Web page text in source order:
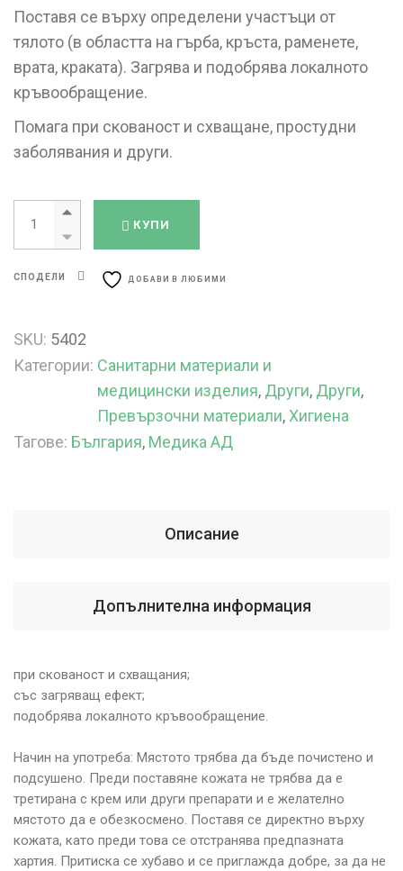
Поставя се върху определени участъци от
тялото (в областта на гърба, кръста, раменете,
врата, краката). Загрява и подобрява локалното
кръвообращение.
Помага при скованост и схващане, простудни
заболявания и други.
Капсипласт Класик 15 см / 12.5 см x 1 брой quantity
КУПИ
СПОДЕЛИ ДОБАВИ В ЛЮБИМИ
SKU: 5402
Категории: Санитарни материали и
медицински изделия, Други, Други,
Превързочни материали, Хигиена
Тагове: България, Медика АД
Описание
Допълнителна информация
при скованост и схващания;
със загряващ ефект;
подобрява локалното кръвообращение.
Начин на употреба: Мястото трябва да бъде почистено и
подсушено. Преди поставяне кожата не трябва да е
третирана с крем или други препарати и е желателно
мястото да е обезкосмено. Поставя се директно върху
кожата, като преди това се отстранява предпазната
хартия. Притиска се хубаво и се приглажда добре, за да не